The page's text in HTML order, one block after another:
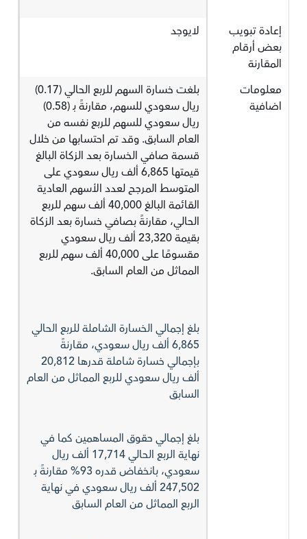
إعادة تبويب
بعض أرقام
المقارنة
لايوجد
معلومات
اضافية
بلغت خسارة السهم للربع الحالي (0.17)
ريال سعودي للسهم، مقارنةً بـ (0.58)
ريال سعودي للسهم للربع نفسه من
العام السابق. وقد تم احتسابها من خلال
قسمة صافي الخسارة بعد الزكاة البالغ
قيمتها 6,865 ألف ريال سعودي على
المتوسط المرجح لعدد الأسهم العادية
القائمة البالغ 40,000 ألف سهم للربع
الحالي، مقارنةً بصافي خسارة بعد الزكاة
بقيمة 23,320 ألف ريال سعودي
مقسومًا على 40,000 ألف سهم للربع
المماثل من العام السابق.
بلغ إجمالي الخسارة الشاملة للربع الحالي
6,865 ألف ريال سعودي، مقارنةً
بإجمالي خسارة شاملة قدرها 20,812
ألف ريال سعودي للربع المماثل من العام
السابق
بلغ إجمالي حقوق المساهمين كما في
نهاية الربع الحالي 17,714 ألف ريال
سعودي، بانخفاض قدره 93% مقارنةً بـ
247,502 ألف ريال سعودي في نهاية
الربع المماثل من العام السابق